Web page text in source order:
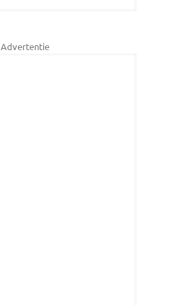
Advertentie